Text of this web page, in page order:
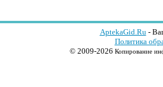
AptekaGid.Ru-
Политика
© 2009-2026 Копирование